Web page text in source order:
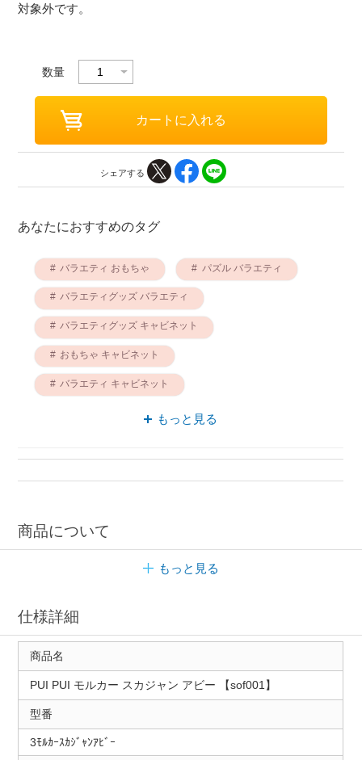
対象外です。
数量
シェアする
あなたにおすすめのタグ
バラエティ おもちゃ パズル バラエティ
バラエティグッズ バラエティ
バラエティグッズ キャビネット
おもちゃ キャビネット
バラエティ キャビネット
モルカー おもちゃ
もっと見る
商品について
もっと見る
仕様詳細
商品名
PUI PUI モルカー スカジャン アビー 【sof001】
型番
3ﾓﾙｶｰｽｶｼﾞｬﾝｱﾋﾞｰ